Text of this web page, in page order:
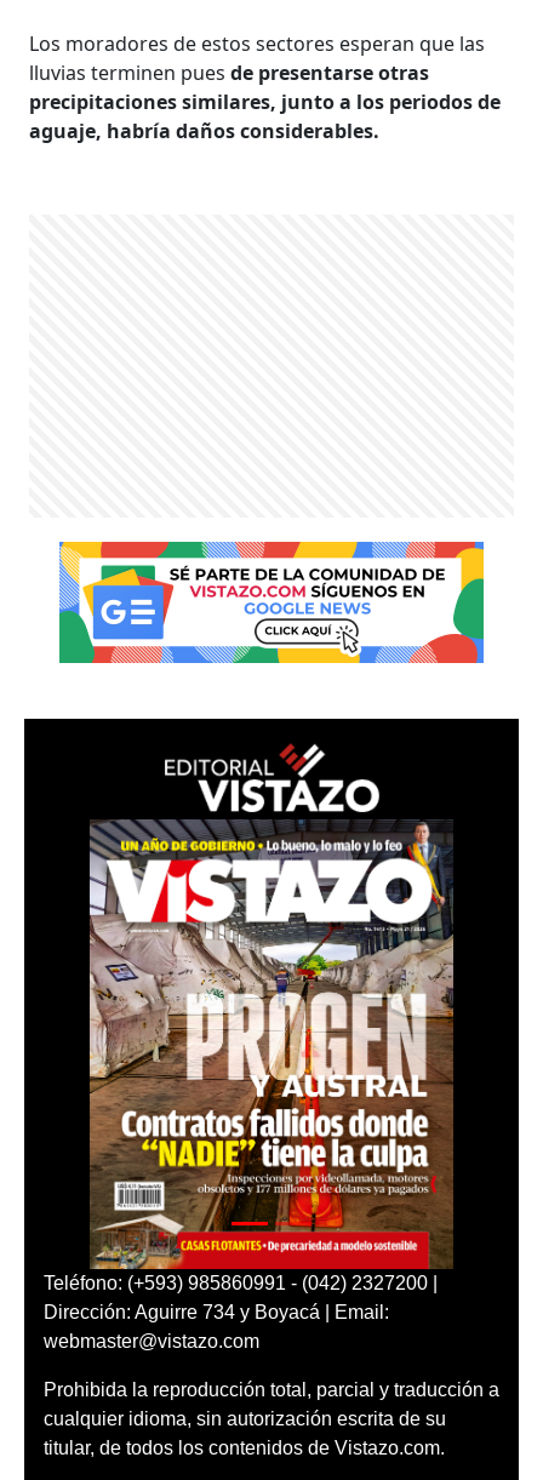
Los moradores de estos sectores esperan que las
lluvias terminen puesde presentarse otras
precipitaciones similares, junto a los periodos de
aguaje, habría daños considerables.
Teléfono: (+593) 985860991 - (042) 2327200 |
Dirección: Aguirre 734 y Boyacá | Email:
webmaster@vistazo.com
Prohibida la reproducción total, parcial y traducción a
cualquier idioma, sin autorización escrita de su
titular, de todos los contenidos de Vistazo.com.